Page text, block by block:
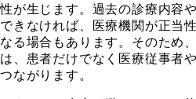
性が生じます。過去の診療内容
できなければ、医療機関が正当
なる場合もあります。そのため
は、患者だけでなく医療従事者
つながります。